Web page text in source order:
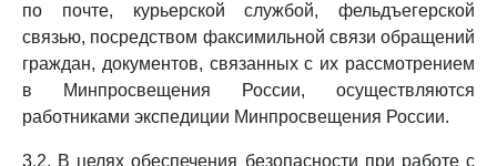
по почте, курьерской службой, фельдъегерской
связью, посредством факсимильной связи обращений
граждан, документов, связанных с их рассмотрением
в Минпросвещения России, осуществляются
работниками экспедиции Минпросвещения России.
3.2. В целях обеспечения безопасности при работе с